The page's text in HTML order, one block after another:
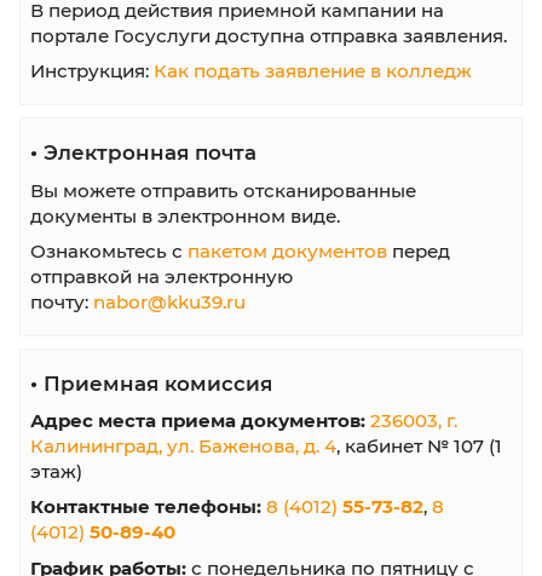
• Шаблоны документов
• Перечень специальностей
• Обратная связь
Как подать документы на обучение в
колледж
документов на обучение в АНПОО
"Калининградский колледж управления"
•Личный кабинет абитуриента
Зарегистрируйтесь в
отправляйте документы онлайн в